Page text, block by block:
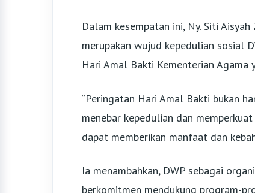
Dalam kesempatan ini, Ny. Siti
merupakan wujud kepedulian sosial
Hari Amal Bakti Kementerian Agama
“Peringatan Hari Amal Bakti bukan
menebar kepedulian dan
dapat memberikan manfaat dan
Ia menambahkan, DWP sebagai
berkomitmen mendukung program-